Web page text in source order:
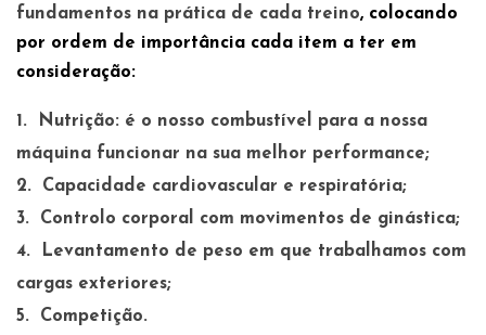
fundamentos na prática de cada treino, colocando
por ordem de importância cada item a ter em
consideração:
Nutrição: é o nosso combustível para a nossa
máquina funcionar na sua melhor performance;
Capacidade cardiovascular e respiratória;
Controlo corporal com movimentos de ginástica;
Levantamento de peso em que trabalhamos com
cargas exteriores;
Competição.